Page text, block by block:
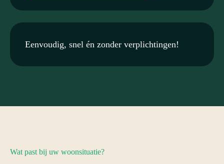
Eenvoudig, snel én zonder verplichtingen!
Wat past bij uw woonsituatie?